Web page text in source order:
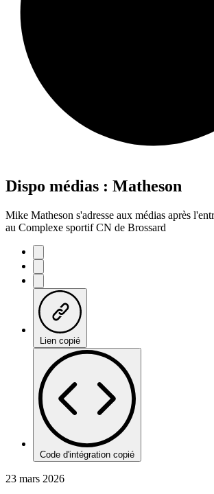
Dispo médias : Matheson
Mike Matheson s'adresse aux médias après
au Complexe sportif CN de Brossard
Lien copié
Code d'intégration copié
23 mars 2026